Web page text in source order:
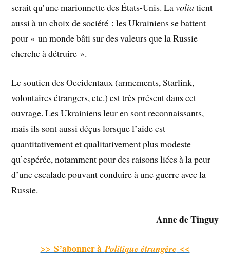
serait qu’une marionnette des États-Unis. Lavoliatient
aussi à un choix de société : les Ukrainiens se battent
pour « un monde bâti sur des valeurs que la Russie
cherche à détruire ».
Le soutien des Occidentaux (armements, Starlink,
volontaires étrangers, etc.) est très présent dans cet
ouvrage. Les Ukrainiens leur en sont reconnaissants,
mais ils sont aussi déçus lorsque l’aide est
quantitativement et qualitativement plus modeste
qu’espérée, notamment pour des raisons liées à la peur
d’une escalade pouvant conduire à une guerre avec la
Russie.
Anne de Tinguy
>> S’abonner àPolitique étrangère <<